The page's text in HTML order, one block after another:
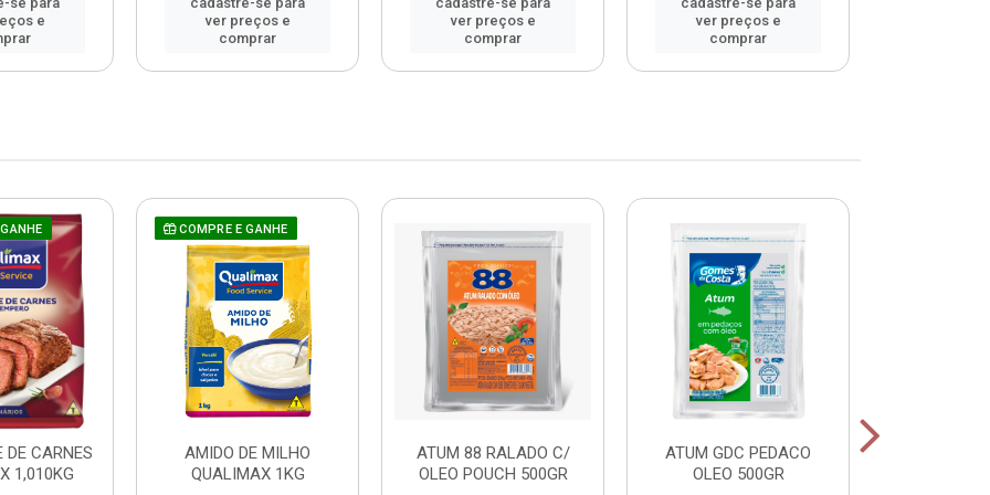
e
ver preços e
comprar
ver preços e
comprar
ver preços e
comprar
CARNES
1,010KG
COMPRE E GANHE
AMIDO DE MILHO
QUALIMAX 1KG
ATUM 88 RALADO C/
OLEO POUCH 500GR
ATUM GDC PEDACO
OLEO 500GR